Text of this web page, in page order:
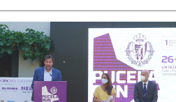
la
noticia